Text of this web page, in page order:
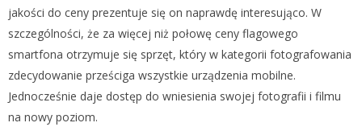
jakości do ceny prezentuje się on naprawdę interesująco. W
szczególności, że za więcej niż połowę ceny flagowego
smartfona otrzymuje się sprzęt, który w kategorii fotografowania
zdecydowanie prześciga wszystkie urządzenia mobilne.
Jednocześnie daje dostęp do wniesienia swojej fotografii i filmu
na nowy poziom.